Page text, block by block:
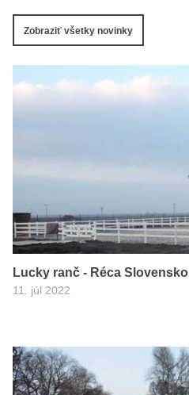
Zobraziť všetky novinky
Lucky ranč - Réca Slovensko
11. júl 2022